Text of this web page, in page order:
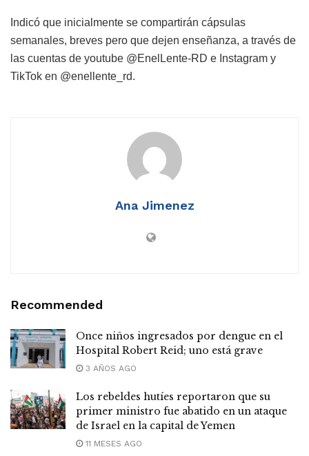
Indicó que inicialmente se compartirán cápsulas
semanales, breves pero que dejen enseñanza, a través de
las cuentas de youtube @EnelLente-RD e Instagram y
TikTok en @enellente_rd.
Ana Jimenez
Recommended
Once niños ingresados por dengue en el
Hospital Robert Reid; uno está grave
3 AÑOS AGO
Los rebeldes hutíes reportaron que su
primer ministro fue abatido en un ataque
de Israel en la capital de Yemen
11 MESES AGO